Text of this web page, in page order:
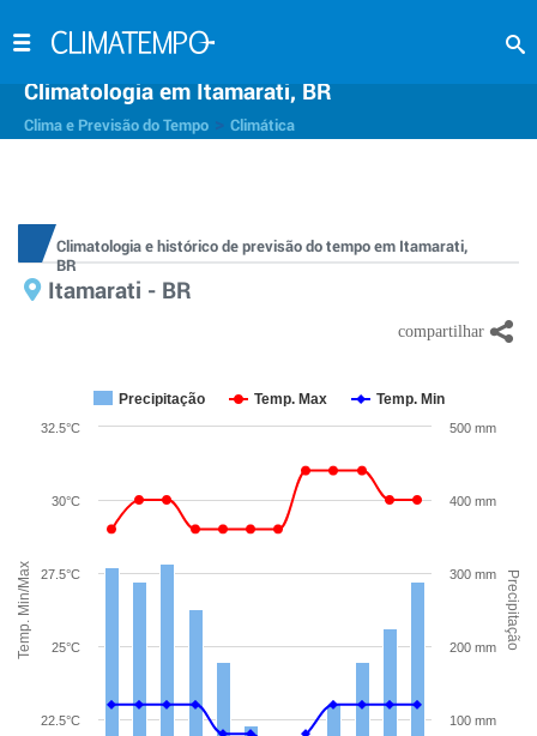
Climatologia em Itamarati, BR
Clima e Previsão do Tempo Climática
Climatologia e histórico de previsão do tempo em Itamarati,
BR
Itamarati - BR
Temp. Min/Max Precipitação
Precipitação Temp. Max Temp. Min
22.5°C
25°C
27.5°C
30°C
32.5°C
100 mm
200 mm
300 mm
400 mm
500 mm